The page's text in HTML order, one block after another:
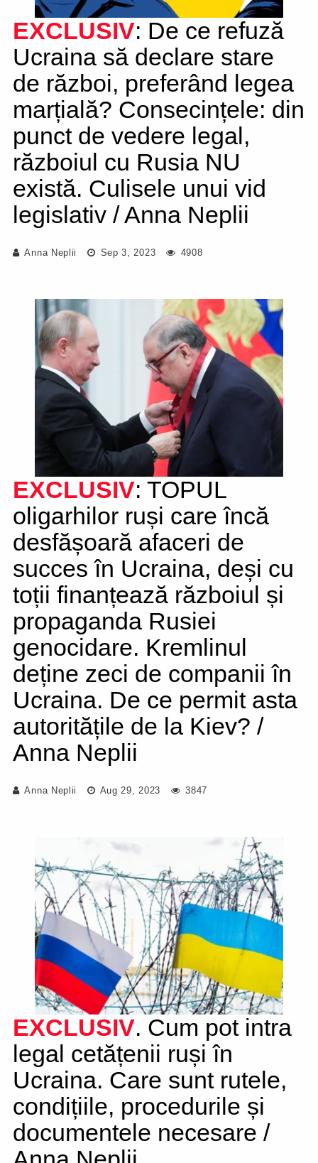
EXCLUSIV: De ce refuză
Ucraina să declare stare
de război, preferând legea
marțială? Consecințele: din
punct de vedere legal,
războiul cu Rusia NU
există. Culisele unui vid
legislativ / Anna Neplii
Anna Neplii Sep 3, 2023 4908
EXCLUSIV: TOPUL
oligarhilor ruși care încă
desfășoară afaceri de
succes în Ucraina, deși cu
toții finanțează războiul și
propaganda Rusiei
genocidare. Kremlinul
deține zeci de companii în
Ucraina. De ce permit asta
autoritățile de la Kiev? /
Anna Neplii
Anna Neplii Aug 29, 2023 3847
EXCLUSIV. Cum pot intra
legal cetățenii ruși în
Ucraina. Care sunt rutele,
condițiile, procedurile și
documentele necesare /